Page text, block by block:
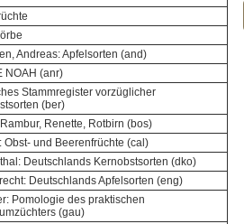
Andreas: Apfelsorten (and)
NOAH (anr)
Stammregister vorzüglicher
(ber)
Renette, Rotbirn (bos)
Obst- und Beerenfrüchte (cal)
Deutschlands Kernobstsorten (dko)
Deutschlands Apfelsorten (eng)
Pomologie des praktischen
(gau)